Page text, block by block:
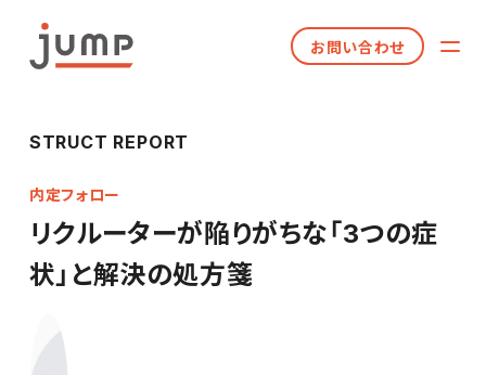
お問い合わせ
STRUCT REPORT
内定フォロー
リクルーターが陥りがちな「3つの症
状」と解決の処方箋